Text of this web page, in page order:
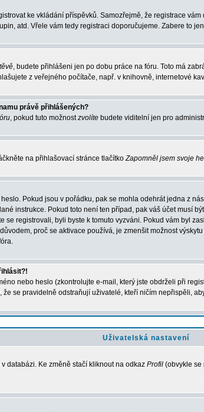
ke vkládání příspěvků. Samozřejmě, že registrace
atd. Vřele vám tedy registraci doporučujeme. Zabere to
, budete přihlášeni jen po dobu práce na fóru. Toto má
z veřejného počítače, např. v knihovně, internetové
právě přihlášených?
, pokud tuto možnostzvolíte budete viditelní jen pro
na přihlašovací stránce tlačítkoZapomněl jsem svoje
Pokud jsou v pořádku, pak se mohla odehrát jedna z
instrukce. Pokud toto není ten případ, pak váš účet musí
se registrovali, byli byste k tomuto vyzváni. Pokud vám byl
proč se aktivace používá, je zmenšit možnost výskytu
nebo heslo (zkontrolujte e-mail, který jste obdrželi při
se pravidelně odstraňují uživatelé, kteří ničím nepřispěli,
Uživatelská nastavení
databázi. Ke změně stačí kliknout na odkaz Profil (obvykle se